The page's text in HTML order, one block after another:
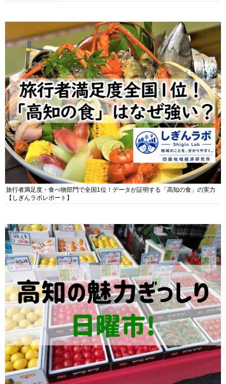
旅行者満足度・食べ物部門で全国1位！データが証明する「高知の食」の実力
【しぎんラボレポート】